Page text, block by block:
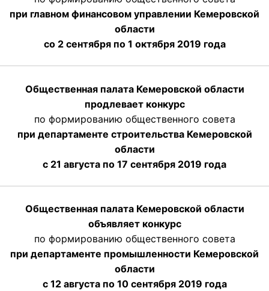
при главном финансовом управлении Кемеровской
области
со 2 сентября по 1 октября 2019 года
Общественная палата Кемеровской области
продлевает конкурс
по формированию общественного совета
при департаменте строительства Кемеровской
области
с 21 августа по 17 сентября 2019 года
Общественная палата Кемеровской области
объявляет конкурс
по формированию общественного совета
при департаменте промышленности Кемеровской
области
с 12 августа по 10 сентября 2019 года